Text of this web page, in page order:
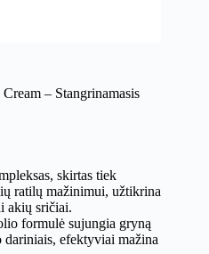
– Stangrinamasis
skirtas tiek
ratilų mažinimui, užtikrina
akių sričiai.
formulė sujungia gryną
efektyviai mažina